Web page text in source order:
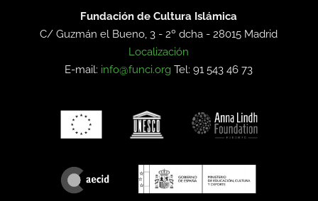
Fundación de Cultura Islámica
C/ Guzmán el Bueno, 3 - 2º dcha -28015 Madrid
Localización
E-mail: info@funci.org Tel: 91 543 46 73